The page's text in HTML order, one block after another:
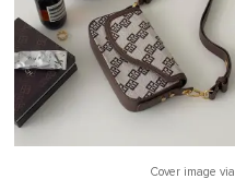
Cover image via